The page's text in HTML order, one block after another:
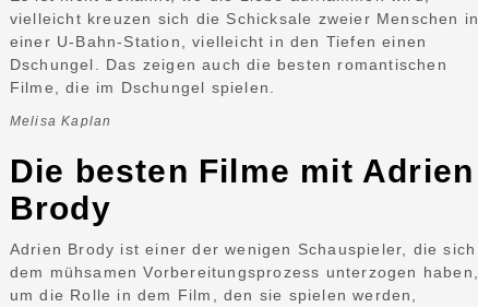
vielleicht kreuzen sich die Schicksale zweier Menschen in
einer U-Bahn-Station, vielleicht in den Tiefen einen
Dschungel. Das zeigen auch die besten romantischen
Filme, die im Dschungel spielen.
Melisa Kaplan
Die besten Filme mit Adrien
Brody
Adrien Brody ist einer der wenigen Schauspieler, die sich
dem mühsamen Vorbereitungsprozess unterzogen haben,
um die Rolle in dem Film, den sie spielen werden,